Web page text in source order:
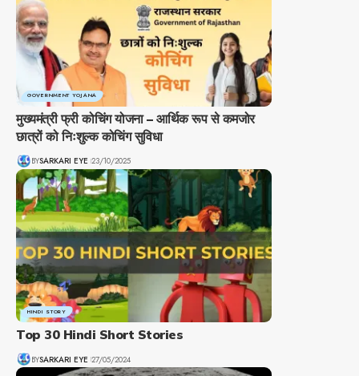
GOVERNMENT YOJANA
मुख्यमंत्री फ्री कोचिंग योजना – आर्थिक रूप से कमजोर
छात्रों को निःशुल्क कोचिंग सुविधा
BYSARKARI EYE 23/10/2025
HINDI STORY
Top 30 Hindi Short Stories
BYSARKARI EYE 27/05/2024